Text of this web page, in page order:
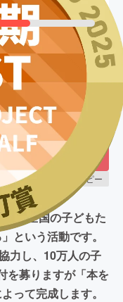
終了
2,311 人
を開始し、 2,311
2024/12/27
に募集を終了
ほしい 168
で送る
URLコピー
る全国の子どもた
という活動です。
力し、10万人の子
を募りますが「本を
って完成します。